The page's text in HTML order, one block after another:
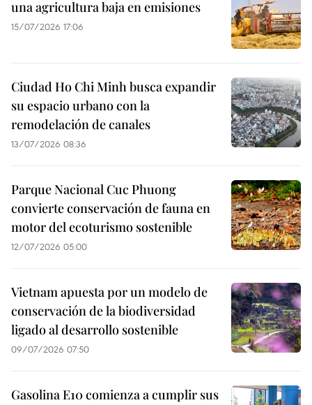
una agricultura baja en emisiones
15/07/2026 17:06
Ciudad Ho Chi Minh busca expandir
su espacio urbano con la
remodelación de canales
13/07/2026 08:36
Parque Nacional Cuc Phuong
convierte conservación de fauna en
motor del ecoturismo sostenible
12/07/2026 05:00
Vietnam apuesta por un modelo de
conservación de la biodiversidad
ligado al desarrollo sostenible
09/07/2026 07:50
Gasolina E10 comienza a cumplir sus